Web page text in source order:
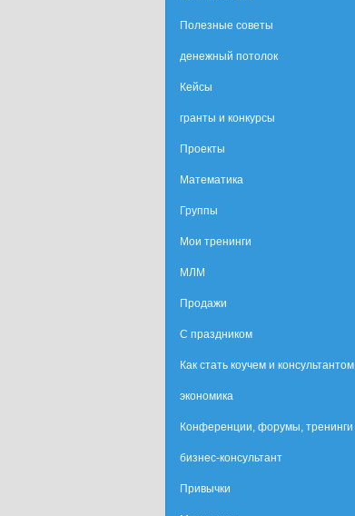
Полезные советы
денежный потолок
Кейсы
гранты и конкурсы
Проекты
Математика
Группы
Мои тренинги
МЛМ
Продажи
С праздником
Как стать коучем и консультантом
экономика
Конференции, форумы, тренинги
бизнес-консультант
Привычки